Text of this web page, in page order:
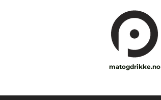
matogdrikke.no